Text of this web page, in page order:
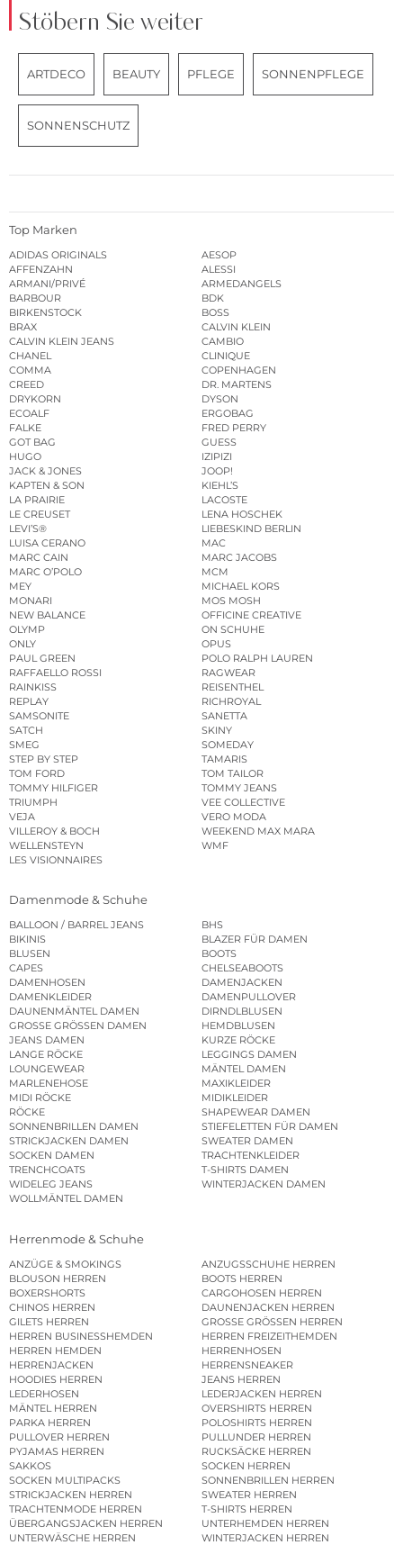
Stöbern Sie weiter
ARTDECO BEAUTY PFLEGE SONNENPFLEGE
SONNENSCHUTZ
Top Marken
ADIDAS ORIGINALS
AESOP
AFFENZAHN
ALESSI
ARMANI/PRIVÉ
ARMEDANGELS
BARBOUR
BDK
BIRKENSTOCK
BOSS
BRAX
CALVIN KLEIN
CALVIN KLEIN JEANS
CAMBIO
CHANEL
CLINIQUE
COMMA
COPENHAGEN
CREED
DR. MARTENS
DRYKORN
DYSON
ECOALF
ERGOBAG
FALKE
FRED PERRY
GOT BAG
GUESS
HUGO
IZIPIZI
JACK & JONES
JOOP!
KAPTEN & SON
KIEHL’S
LA PRAIRIE
LACOSTE
LE CREUSET
LENA HOSCHEK
LEVI’S®
LIEBESKIND BERLIN
LUISA CERANO
MAC
MARC CAIN
MARC JACOBS
MARC O’POLO
MCM
MEY
MICHAEL KORS
MONARI
MOS MOSH
NEW BALANCE
OFFICINE CREATIVE
OLYMP
ON SCHUHE
ONLY
OPUS
PAUL GREEN
POLO RALPH LAUREN
RAFFAELLO ROSSI
RAGWEAR
RAINKISS
REISENTHEL
REPLAY
RICHROYAL
SAMSONITE
SANETTA
SATCH
SKINY
SMEG
SOMEDAY
STEP BY STEP
TAMARIS
TOM FORD
TOM TAILOR
TOMMY HILFIGER
TOMMY JEANS
TRIUMPH
VEE COLLECTIVE
VEJA
VERO MODA
VILLEROY & BOCH
WEEKEND MAX MARA
WELLENSTEYN
WMF
LES VISIONNAIRES
Damenmode & Schuhe
BALLOON / BARREL JEANS
BHS
BIKINIS
BLAZER FÜR DAMEN
BLUSEN
BOOTS
CAPES
CHELSEABOOTS
DAMENHOSEN
DAMENJACKEN
DAMENKLEIDER
DAMENPULLOVER
DAUNENMÄNTEL DAMEN
DIRNDLBLUSEN
GROSSE GRÖSSEN DAMEN
HEMDBLUSEN
JEANS DAMEN
KURZE RÖCKE
LANGE RÖCKE
LEGGINGS DAMEN
LOUNGEWEAR
MÄNTEL DAMEN
MARLENEHOSE
MAXIKLEIDER
MIDI RÖCKE
MIDIKLEIDER
RÖCKE
SHAPEWEAR DAMEN
SONNENBRILLEN DAMEN
STIEFELETTEN FÜR DAMEN
STRICKJACKEN DAMEN
SWEATER DAMEN
SOCKEN DAMEN
TRACHTENKLEIDER
TRENCHCOATS
T-SHIRTS DAMEN
WIDELEG JEANS
WINTERJACKEN DAMEN
WOLLMÄNTEL DAMEN
Herrenmode & Schuhe
ANZÜGE & SMOKINGS
ANZUGSSCHUHE HERREN
BLOUSON HERREN
BOOTS HERREN
BOXERSHORTS
CARGOHOSEN HERREN
CHINOS HERREN
DAUNENJACKEN HERREN
GILETS HERREN
GROSSE GRÖSSEN HERREN
HERREN BUSINESSHEMDEN
HERREN FREIZEITHEMDEN
HERREN HEMDEN
HERRENHOSEN
HERRENJACKEN
HERRENSNEAKER
HOODIES HERREN
JEANS HERREN
LEDERHOSEN
LEDERJACKEN HERREN
MÄNTEL HERREN
OVERSHIRTS HERREN
PARKA HERREN
POLOSHIRTS HERREN
PULLOVER HERREN
PULLUNDER HERREN
PYJAMAS HERREN
RUCKSÄCKE HERREN
SAKKOS
SOCKEN HERREN
SOCKEN MULTIPACKS
SONNENBRILLEN HERREN
STRICKJACKEN HERREN
SWEATER HERREN
TRACHTENMODE HERREN
T-SHIRTS HERREN
ÜBERGANGSJACKEN HERREN
UNTERHEMDEN HERREN
UNTERWÄSCHE HERREN
WINTERJACKEN HERREN